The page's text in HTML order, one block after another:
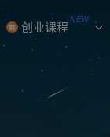
创业课程 NEW